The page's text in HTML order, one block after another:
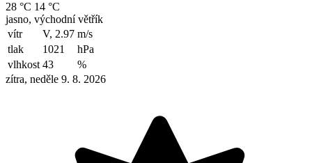
28 °C 14 °C
jasno, východní větřík
vítr
V, 2.97 m/s
tlak
1021
hPa
vlhkost 43
%
zítra, neděle 9. 8. 2026